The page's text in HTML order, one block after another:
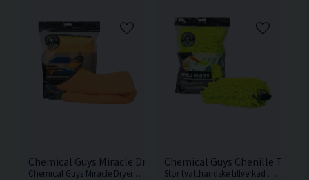
Chemical Guys Miracle Dryer Torkduk Mikrofiber
Chemical Guys Miracle Dryer är en otroligt mångsidig, effektiv och högabsorberande torkduk tillverkad av premium 70/30 mikrofiber.
Chemical Guys Chenille
Stor tvätthandske tillverkad av mikrofiber från Amerikanska Chemical Guys